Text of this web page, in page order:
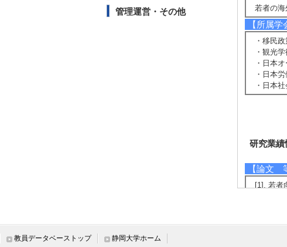
管理運営・その他
若者の
【所属学
・移民
・観光
・日本
・日本
・日本
研究業績
【論文
[1]. 若者
教員データベーストップ 静岡大学ホーム